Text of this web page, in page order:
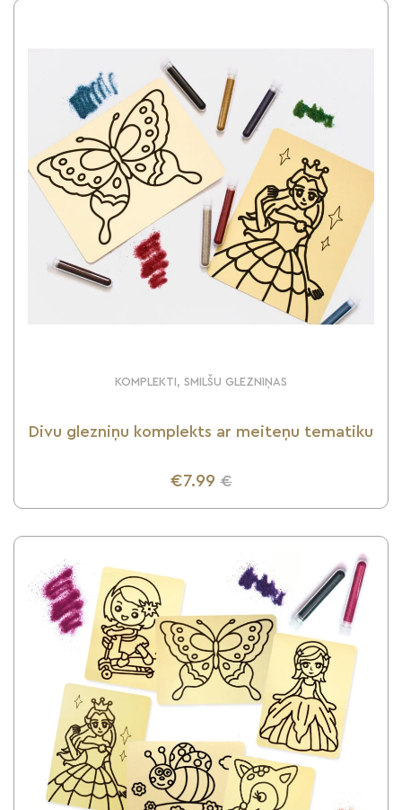
KOMPLEKTI, SMILŠU GLEZNIŅAS
Divu glezniņu komplekts ar meiteņu tematiku
€7.99 €
UZZINI VAIRĀK